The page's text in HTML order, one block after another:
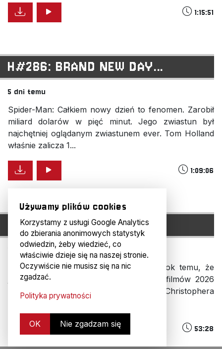
1:15:51
H#286: BRAND NEW DAY...
5 dni temu
Spider-Man: Całkiem nowy dzień to fenomen. Zarobił
miliard dolarów w pięć minut. Jego zwiastun był
najchętniej oglądanym zwiastunem ever. Tom Holland
właśnie zalicza 1...
1:09:06
H#285: ODYSEJA NOLANA
14 dni temu
Chyba nikt się nie spodziewał jeszcze rok temu, że
jednym z najbardziej kontrowersyjnych filmów 2026
roku okaże się Odyseja w reżyserii Christophera
Nolana. A jednak...
53:28
Używamy plików cookies
Korzystamy z usługi Google Analytics
do zbierania anonimowych statystyk
odwiedzin, żeby wiedzieć, co
właściwie dzieje się na naszej stronie.
Oczywiście nie musisz się na nic
zgadzać.
Polityka prywatności
OK Nie zgadzam się